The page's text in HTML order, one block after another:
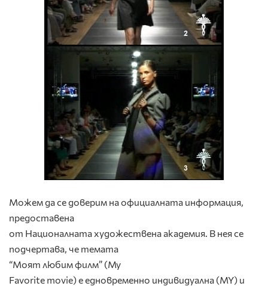
Можем да се доверим на официалната информация,
предоставена
от Националната художествена академия. В нея се
подчертава, че темата
“Моят любим филм” (My
Favorite movie) е едновременно индивидуална (MY) и